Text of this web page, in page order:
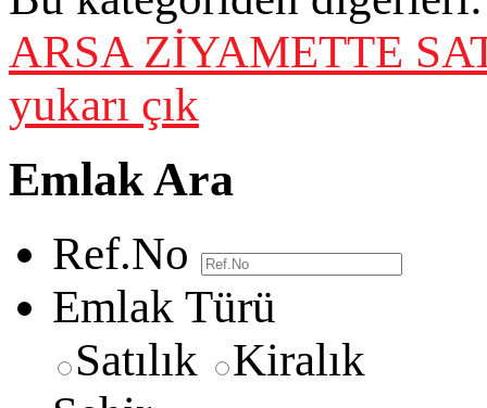
ARSA ZİYAMETTE
yukarı çık
Emlak Ara
Ref.No
Emlak Türü
Satılık
Kiralık